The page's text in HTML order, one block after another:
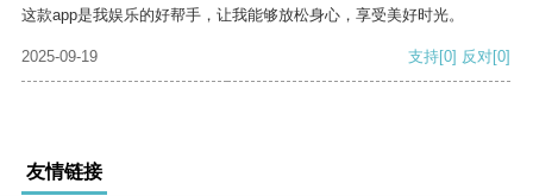
这款app是我娱乐的好帮手，让我能够放松身心，享受美好时光。
2025-09-19 支持[0] 反对[0]
友情链接